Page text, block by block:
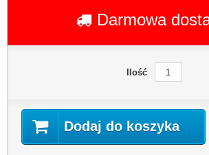
Darmowa
Ilość
Dodaj do koszyka